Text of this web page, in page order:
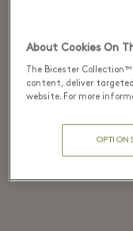
*T&Cs
About Cookies On
The Bicester
content, deliver
website. For more